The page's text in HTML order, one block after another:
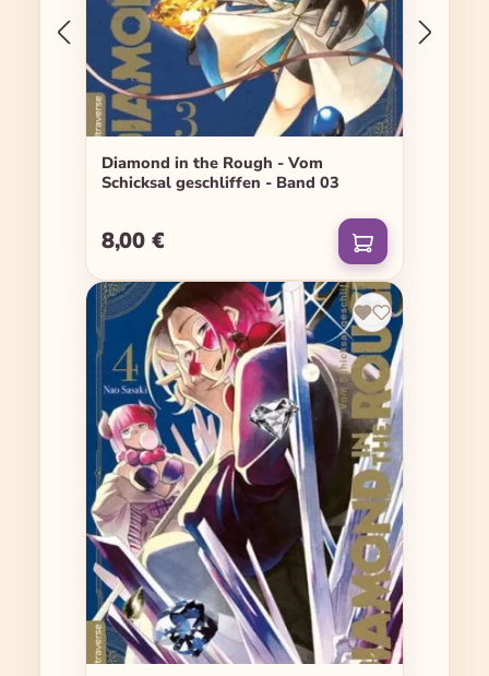
Diamond in the Rough - Vom
Schicksal geschliffen - Band 03
Regulärer Preis:
8,00 €